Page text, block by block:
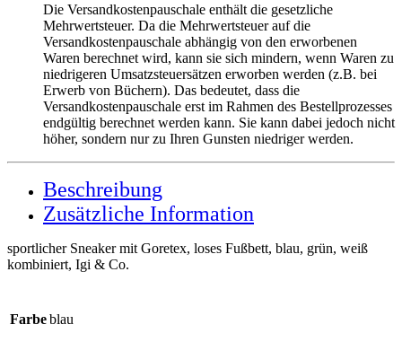
Die Versandkostenpauschale enthält die gesetzliche
Mehrwertsteuer. Da die Mehrwertsteuer auf die
Versandkostenpauschale abhängig von den erworbenen
Waren berechnet wird, kann sie sich mindern, wenn Waren zu
niedrigeren Umsatzsteuersätzen erworben werden (z.B. bei
Erwerb von Büchern). Das bedeutet, dass die
Versandkostenpauschale erst im Rahmen des Bestellprozesses
endgültig berechnet werden kann. Sie kann dabei jedoch nicht
höher, sondern nur zu Ihren Gunsten niedriger werden.
Beschreibung
Zusätzliche Information
sportlicher Sneaker mit Goretex, loses Fußbett, blau, grün, weiß
kombiniert, Igi & Co.
Farbeblau